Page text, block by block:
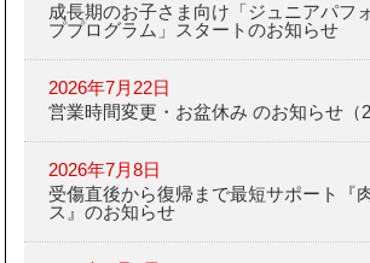
成長期のお子さま向け「ジュニアパフ
ププログラム」スタートのお知らせ
2026年7月22日
営業時間変更・お盆休み のお知らせ（
2026年7月8日
受傷直後から復帰まで最短サポート『
ス』のお知らせ